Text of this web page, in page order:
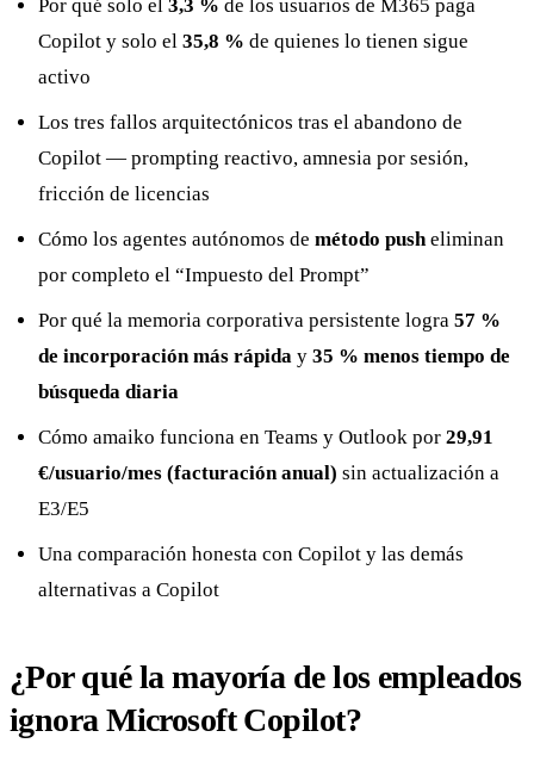
Por qué solo el 3,3 % de los usuarios de M365 paga
Copilot y solo el 35,8 % de quienes lo tienen sigue
activo
Los tres fallos arquitectónicos tras el abandono de
Copilot — prompting reactivo, amnesia por sesión,
fricción de licencias
Cómo los agentes autónomos de método pusheliminan
por completo el “Impuesto del Prompt”
Por qué la memoria corporativa persistente logra 57 %
de incorporación más rápida y 35 % menos tiempo de
búsqueda diaria
Cómo amaiko funciona en Teams y Outlook por 29,91
€/usuario/mes (facturación anual) sin actualización a
E3/E5
Una comparación honesta con Copilot y las demás
alternativas a Copilot
¿Por qué la mayoría de los empleados
ignora Microsoft Copilot?